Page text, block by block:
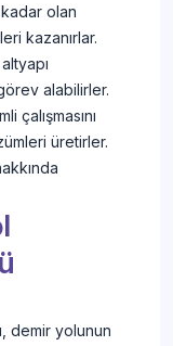
kadar olan
kazanırlar.
alabilirler.
çalışmasını
üretirler.
demir yolunun